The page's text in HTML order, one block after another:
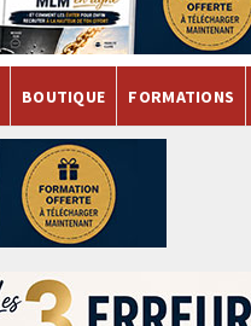
BOUTIQUE FORMATIONS